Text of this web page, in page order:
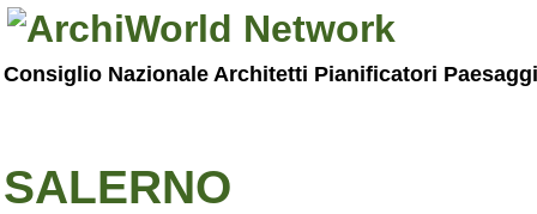
Consiglio Nazionale Architetti Pianificatori
SALERNO